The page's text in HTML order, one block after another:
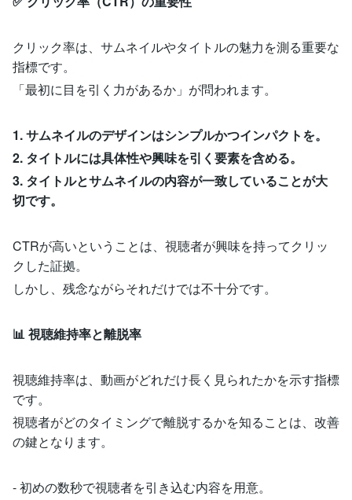
クリック率は、サムネイルやタイトルの魅力を測る重要な
指標です。
「最初に目を引く力があるか」が問われます。
1. サムネイルのデザインはシンプルかつインパクトを。
2. タイトルには具体性や興味を引く要素を含める。
3. タイトルとサムネイルの内容が一致していることが大
切です。
CTRが高いということは、視聴者が興味を持ってクリッ
クした証拠。
しかし、残念ながらそれだけでは不十分です。
📊 視聴維持率と離脱率
視聴維持率は、動画がどれだけ長く見られたかを示す指標
です。
視聴者がどのタイミングで離脱するかを知ることは、改善
の鍵となります。
- 初めの数秒で視聴者を引き込む内容を用意。